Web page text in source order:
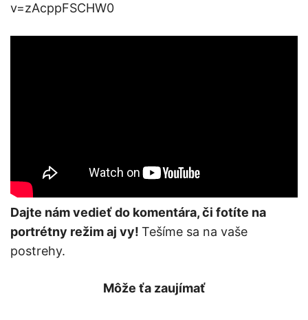
v=zAcppFSCHW0
Dajte nám vedieť do komentára, či fotíte na
portrétny režim aj vy! Tešíme sa na vaše
postrehy.
Môže ťa zaujímať